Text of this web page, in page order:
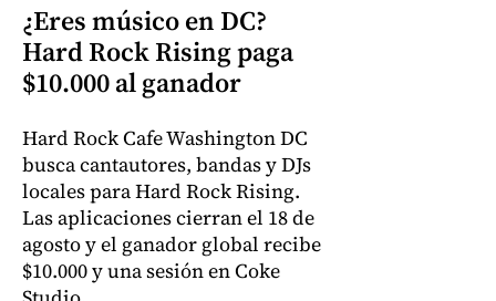
¿Eres músico en DC?
Hard Rock Rising paga
$10.000 al ganador
Hard Rock Cafe Washington DC
busca cantautores, bandas y DJs
locales para Hard Rock Rising.
Las aplicaciones cierran el 18 de
agosto y el ganador global recibe
$10.000 y una sesión en Coke